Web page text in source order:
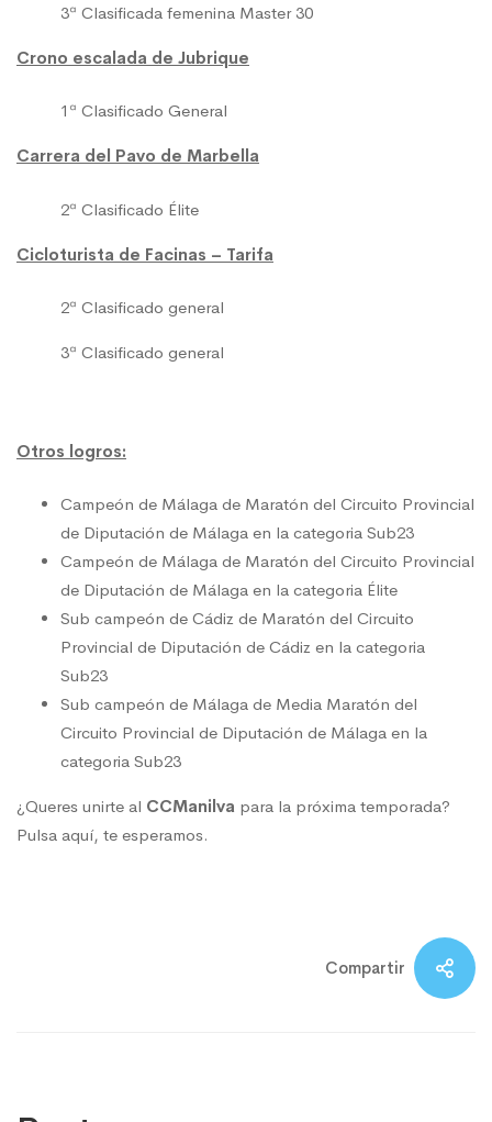
3ª Clasificada femenina Master 30
Crono escalada de Jubrique
1ª Clasificado General
Carrera del Pavo de Marbella
2ª Clasificado Élite
Cicloturista de Facinas – Tarifa
2ª Clasificado general
3ª Clasificado general
Otros logros:
Campeón de Málaga de Maratón del Circuito Provincial
de Diputación de Málaga en la categoria Sub23
Campeón de Málaga de Maratón del Circuito Provincial
de Diputación de Málaga en la categoria Élite
Sub campeón de Cádiz de Maratón del Circuito
Provincial de Diputación de Cádiz en la categoria
Sub23
Sub campeón de Málaga de Media Maratón del
Circuito Provincial de Diputación de Málaga en la
categoria Sub23
¿Queres unirte al CCManilva para la próxima temporada?
Pulsa aquí, te esperamos.
Compartir